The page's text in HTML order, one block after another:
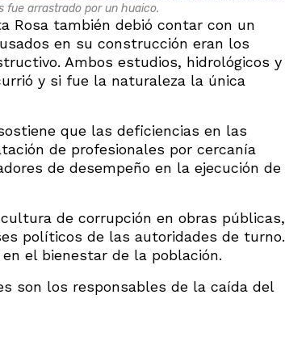
fue arrastrado por un huaico.
Rosa también debió contar con un
en su construcción eran los
Ambos estudios, hidrológicos y
y si fue la naturaleza la única
que las deficiencias en las
de profesionales por cercanía
de desempeño en la ejecución de
de corrupción en obras públicas,
políticos de las autoridades de turno.
el bienestar de la población.
son los responsables de la caída del